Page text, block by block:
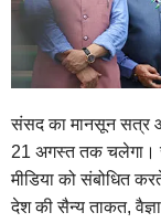
संसद का मानसून सत्र
21 अगस्त तक चलेगा।
मीडिया को संबोधित
देश की सैन्य ताकत,